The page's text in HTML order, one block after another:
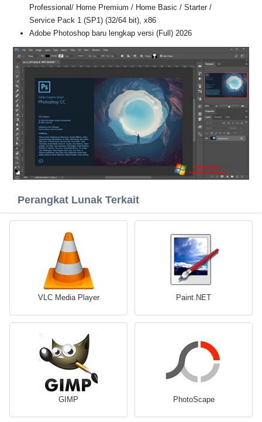
Professional/ Home Premium / Home Basic / Starter /
Service Pack 1 (SP1) (32/64 bit), x86
Adobe Photoshop baru lengkap versi (Full) 2026
Perangkat Lunak Terkait
VLC Media Player Paint.NET
GIMP PhotoScape